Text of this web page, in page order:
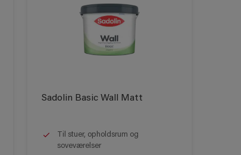
Sadolin Basic Wall Matt
Til stuer, opholdsrum og
soveværelser